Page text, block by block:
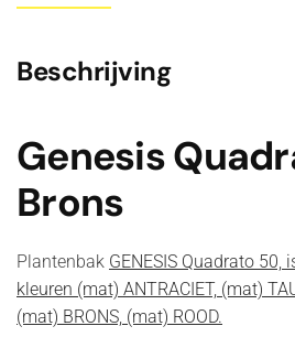
Beschrijving
Genesis
Brons
Plantenbak GENESIS Quadrato 50,
kleuren (mat) ANTRACIET, (mat)
(mat) BRONS, (mat) ROOD.